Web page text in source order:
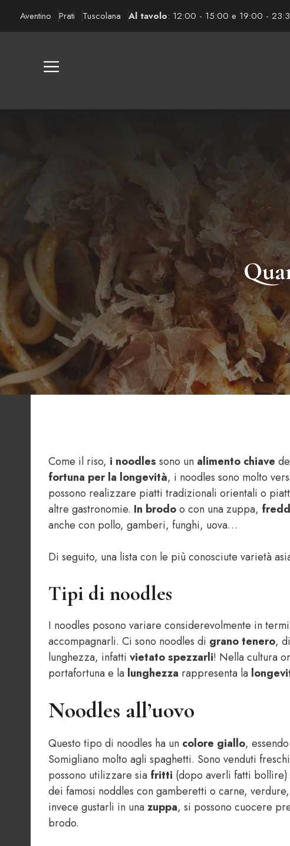
Aventino Prati Tuscolana Al tavolo: 12:00 - 15:00 e 19:00 -
Come il riso, i noodles sono un alimento chiave
fortuna per la longevità, i noodles sono molto
possono realizzare piatti tradizionali orientali o
altre gastronomie. In brodoo con una zuppa,
anche con pollo, gamberi, funghi, uova…
Di seguito, una lista con le più conosciute varietà
Tipi di noodles
I noodles posono variare considerevolmente in
accompagnarli. Ci sono noodles di grano tenero, di
lunghezza, infatti vietato spezzarli! Nella cultura
portafortuna e la lunghezza rappresenta la
Noodles all’uovo
Questo tipo di noodles ha un colore giallo,
Somigliano molto agli spaghetti. Sono venduti
possono utilizzare sia fritti (dopo averli fatti bollire)
dei famosi noddles con gamberetti o carne,
invece gustarli in unazuppa, si possono cuocere
brodo.